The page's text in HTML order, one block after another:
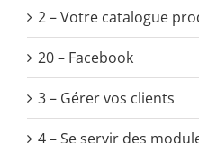
2 – Votre catalogue
20 – Facebook
3 – Gérer vos clients
4 – Se servir des